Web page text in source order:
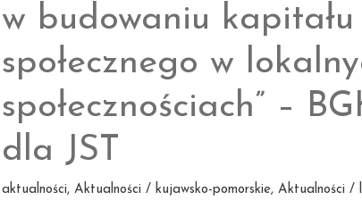
w budowaniu kapitału
społecznego w
społecznościach” –
dla JST
aktualności, Aktualności / kujawsko-pomorskie, Aktualności /